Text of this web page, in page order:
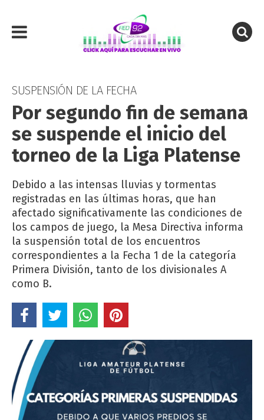
SUSPENSIÓN DE LA FECHA
Por segundo fin de semana
se suspende el inicio del
torneo de la Liga Platense
Debido a las intensas lluvias y tormentas
registradas en las últimas horas, que han
afectado significativamente las condiciones de
los campos de juego, la Mesa Directiva informa
la suspensión total de los encuentros
correspondientes a la Fecha 1 de la categoría
Primera División, tanto de los divisionales A
como B.